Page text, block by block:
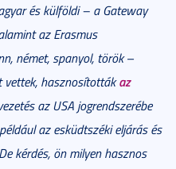
és külföldi – a Gateway
az Erasmus
német, spanyol, török–
vettek, hasznosították az
az USA jogrendszerébe
az esküdtszéki eljárás és
kérdés, ön milyen hasznos